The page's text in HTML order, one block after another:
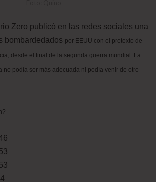
Zero publicó en las redes sociales una
bombardedados por EEUU con el pretexto de
desde el final de la segunda guerra mundial. La
no podía ser más adecuada ni podía venir de otro